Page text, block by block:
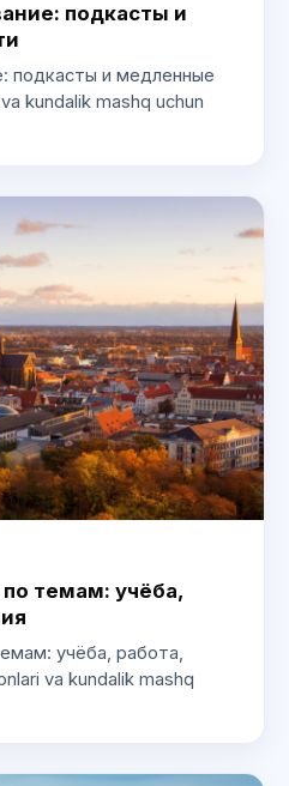
подкасты и
подкасты и медленные
kundalik mashq uchun
темам: учёба,
учёба, работа,
va kundalik mashq